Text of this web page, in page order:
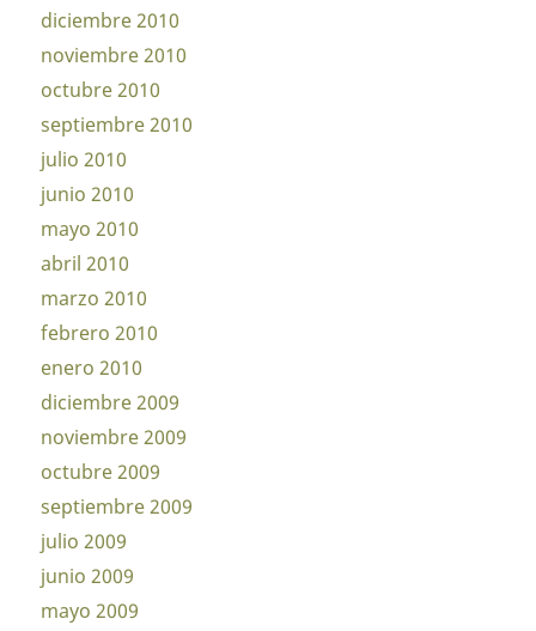
diciembre 2010
noviembre 2010
octubre 2010
septiembre 2010
julio 2010
junio 2010
mayo 2010
abril 2010
marzo 2010
febrero 2010
enero 2010
diciembre 2009
noviembre 2009
octubre 2009
septiembre 2009
julio 2009
junio 2009
mayo 2009